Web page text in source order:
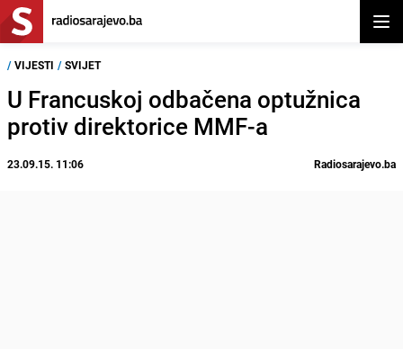
/ VIJESTI / SVIJET
U Francuskoj odbačena optužnica
protiv direktorice MMF-a
23.09.15. 11:06 Radiosarajevo.ba